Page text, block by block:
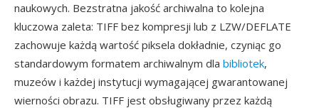
naukowych. Bezstratna jakość archiwalna to kolejna
kluczowa zaleta: TIFF bez kompresji lub z LZW/DEFLATE
zachowuje każdą wartość piksela dokładnie, czyniąc go
standardowym formatem archiwalnym dla bibliotek,
muzeów i każdej instytucji wymagającej gwarantowanej
wierności obrazu. TIFF jest obsługiwany przez każdą